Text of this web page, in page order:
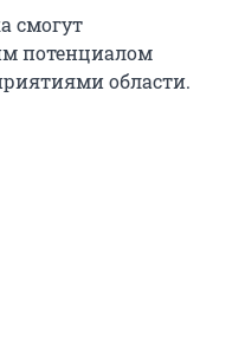
смогут
потенциалом
области.